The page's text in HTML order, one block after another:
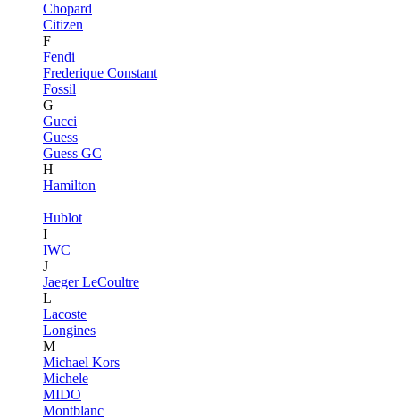
Chopard
Citizen
F
Fendi
Frederique Constant
Fossil
G
Gucci
Guess
Guess GC
H
Hamilton
Hublot
I
IWC
J
Jaeger LeCoultre
L
Lacoste
Longines
M
Michael Kors
Michele
MIDO
Montblanc